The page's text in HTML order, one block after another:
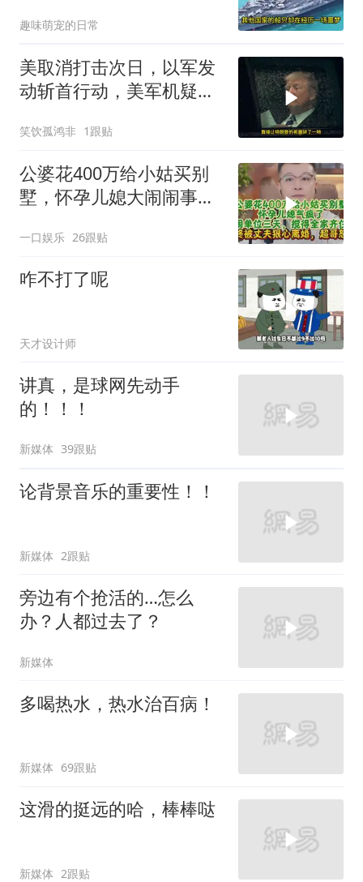
趣味萌宠的日常
美取消打击次日，以军发
动斩首行动，美军机疑被
笑饮孤鸿非 1跟贴
公婆花400万给小姑买别
墅，怀孕儿媳大闹闹事，
一口娱乐 26跟贴
咋不打了呢
天才设计师
讲真，是球网先动手
的！！！
新媒体 39跟贴
论背景音乐的重要性！！
新媒体 2跟贴
旁边有个抢活的…怎么
办？人都过去了？
新媒体
多喝热水，热水治百病！
新媒体 69跟贴
这滑的挺远的哈，棒棒哒
新媒体 2跟贴